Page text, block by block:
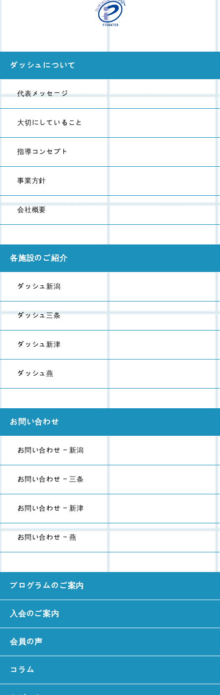
ダッシュについて
代表メッセージ
大切にしていること
指導コンセプト
事業方針
会社概要
各施設のご紹介
ダッシュ新潟
ダッシュ三条
ダッシュ新津
ダッシュ燕
お問い合わせ
お問い合わせ - 新潟
お問い合わせ - 三条
お問い合わせ - 新津
お問い合わせ - 燕
プログラムのご案内
入会のご案内
会員の声
コラム